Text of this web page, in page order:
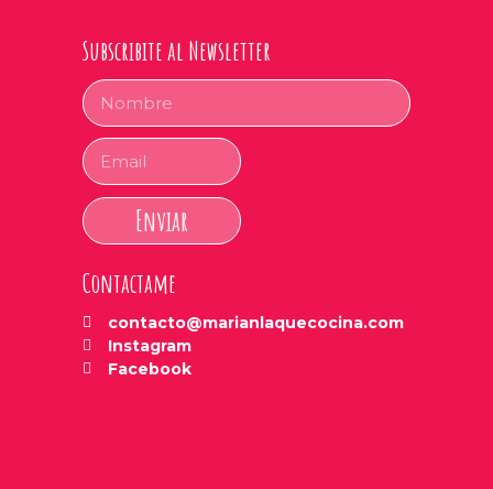
Subscribite al Newsletter
Enviar
Contactame
contacto@marianlaquecocina.com
Instagram
Facebook